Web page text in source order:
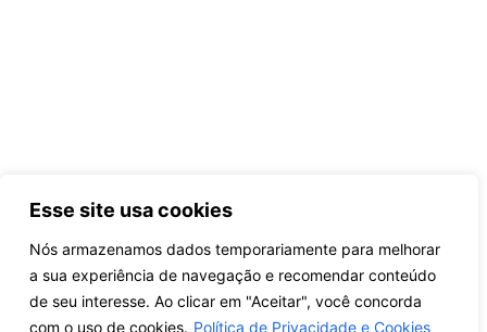
Esse site usa cookies
Nós armazenamos dados temporariamente para melhorar
a sua experiência de navegação e recomendar conteúdo
de seu interesse. Ao clicar em "Aceitar", você concorda
com o uso de cookies. Política de Privacidade e Cookies